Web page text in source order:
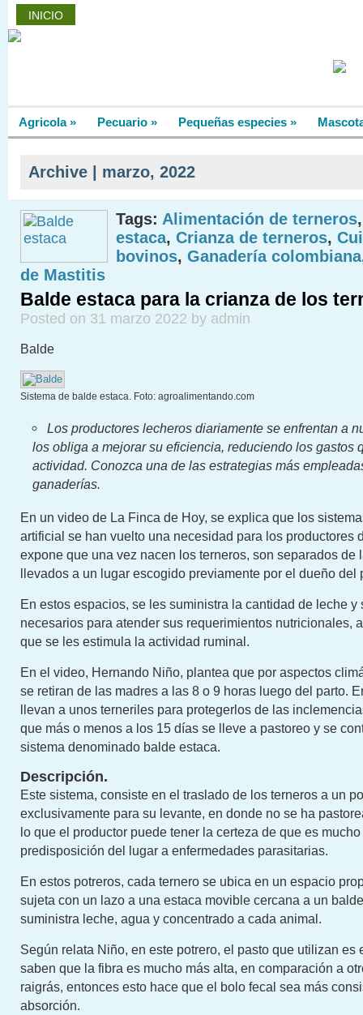
INICIO
Agricola» Pecuario » Pequeñas especies »
Archive | marzo, 2022
Tags: Alimentación de terneros
estaca, Crianza de terneros,
bovinos, Ganadería colombiana
de Mastitis
Balde estaca para la crianza de los
Posted on 31 marzo 2022 by admin
Balde
Sistema de balde estaca. Foto: agroalimentando.com
Los productores lecheros diariamente se enfrentan a
los obliga a mejorar su eficiencia, reduciendo los gastos
actividad. Conozca una de las estrategias más
ganaderías.
En un video de La Finca de Hoy, se explica que los
artificial se han vuelto una necesidad para los productores
expone que una vez nacen los terneros, son separados de
llevados a un lugar escogido previamente por el dueño del
En estos espacios, se les suministra la cantidad de leche y
necesarios para atender sus requerimientos nutricionales,
que se les estimula la actividad ruminal.
En el video, Hernando Niño, plantea que por aspectos
se retiran de las madres a las 8 o 9 horas luego del parto.
llevan a unos terneriles para protegerlos de las
que más o menos a los 15 días se lleve a pastoreo y se
sistema denominado balde estaca.
Descripción.
Este sistema, consiste en el traslado de los terneros a un
exclusivamente para su levante, en donde no se ha
lo que el productor puede tener la certeza de que es
predisposición del lugar a enfermedades parasitarias.
En estos potreros, cada ternero se ubica en un espacio
sujeta con un lazo a una estaca movible cercana a un
suministra leche, agua y concentrado a cada animal.
Según relata Niño, en este potrero, el pasto que utilizan es
saben que la fibra es mucho más alta, en comparación a
raigrás, entonces esto hace que el bolo fecal sea más
absorción.